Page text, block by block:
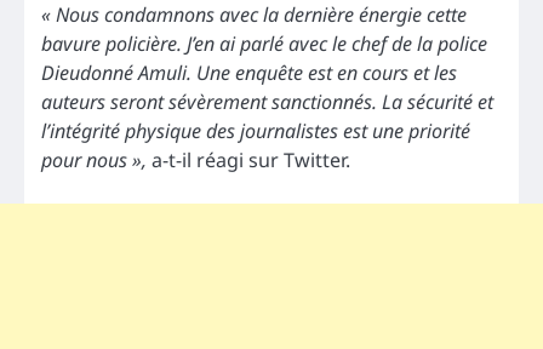
« Nous condamnons avec la dernière énergie cette
bavure policière. J’en ai parlé avec le chef de la police
Dieudonné Amuli. Une enquête est en cours et les
auteurs seront sévèrement sanctionnés. La sécurité et
l’intégrité physique des journalistes est une priorité
pour nous », a-t-il réagi sur Twitter.